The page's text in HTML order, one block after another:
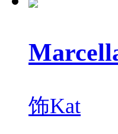
饰Kat